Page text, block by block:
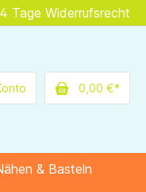
Tage Widerrufsrecht
0,00 €*
& Basteln